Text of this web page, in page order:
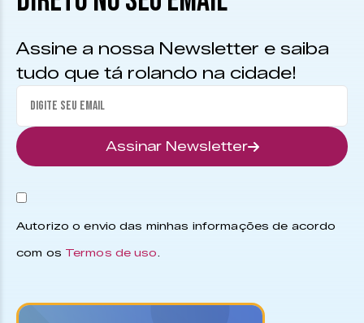
Assine a nossa Newsletter e saiba
tudo que tá rolando na cidade!
Assinar Newsletter
Autorizo o envio das minhas informações de acordo
com os Termos de uso.